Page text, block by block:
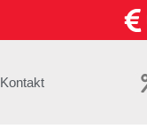
Kontakt